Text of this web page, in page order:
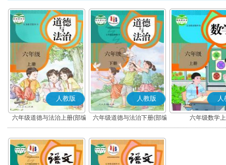
人教版
六年级道德与法治上册(部编
版)
人教版
六年级道德与法治下册(部编
版)
人
六年级数学